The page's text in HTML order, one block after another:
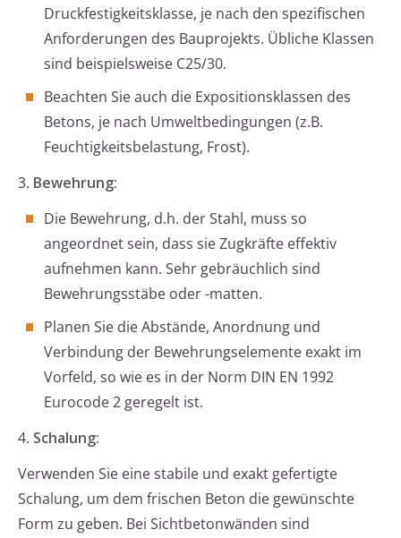
Druckfestigkeitsklasse, je nach den spezifischen
Anforderungen des Bauprojekts. Übliche Klassen
sind beispielsweise C25/30.
Beachten Sie auch die Expositionsklassen des
Betons, je nach Umweltbedingungen (z.B.
Feuchtigkeitsbelastung, Frost).
3. Bewehrung:
Die Bewehrung, d.h. der Stahl, muss so
angeordnet sein, dass sie Zugkräfte effektiv
aufnehmen kann. Sehr gebräuchlich sind
Bewehrungsstäbe oder -matten.
Planen Sie die Abstände, Anordnung und
Verbindung der Bewehrungselemente exakt im
Vorfeld, so wie es in der Norm DIN EN 1992
Eurocode 2 geregelt ist.
4. Schalung:
Verwenden Sie eine stabile und exakt gefertigte
Schalung, um dem frischen Beton die gewünschte
Form zu geben. Bei Sichtbetonwänden sind